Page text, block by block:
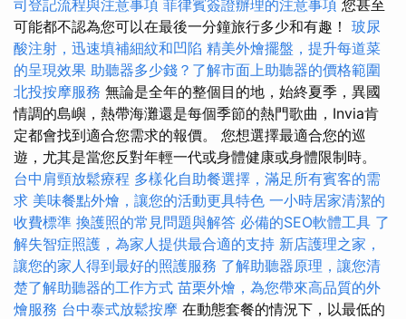
司登記流程與注意事項 菲律賓簽證辦理的注意事項 您甚至
可能都不認為您可以在最後一分鐘旅行多少和有趣！ 玻尿
酸注射，迅速填補細紋和凹陷 精美外燴擺盤，提升每道菜
的呈現效果 助聽器多少錢？了解市面上助聽器的價格範圍
北投按摩服務 無論是全年的整個目的地，始終夏季，異國
情調的島嶼，熱帶海灘還是每個季節的熱門歌曲，Invia肯
定都會找到適合您需求的報價。 您想選擇最適合您的巡
遊，尤其是當您反對年輕一代或身體健康或身體限制時。
台中肩頸放鬆療程 多樣化自助餐選擇，滿足所有賓客的需
求 美味餐點外燴，讓您的活動更具特色 一小時居家清潔的
收費標準 換護照的常見問題與解答 必備的SEO軟體工具 了
解失智症照護，為家人提供最合適的支持 新店護理之家，
讓您的家人得到最好的照護服務 了解助聽器原理，讓您清
楚了解助聽器的工作方式 苗栗外燴，為您帶來高品質的外
燴服務 台中泰式放鬆按摩 在動態套餐的情況下，以最低的